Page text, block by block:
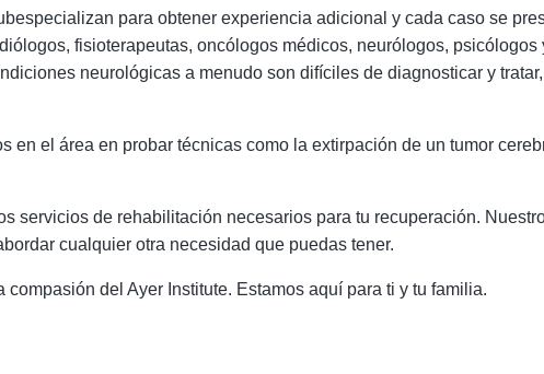
para obtener experiencia adicional y cada caso se
fisioterapeutas, oncólogos médicos, neurólogos, psicólogos
neurológicas a menudo son difíciles de diagnosticar y
en el área en probar técnicas como la extirpación de un tumor
servicios de rehabilitación necesarios para tu recuperación.
cualquier otra necesidad que puedas tener.
del Ayer Institute. Estamos aquí para ti y tu familia.